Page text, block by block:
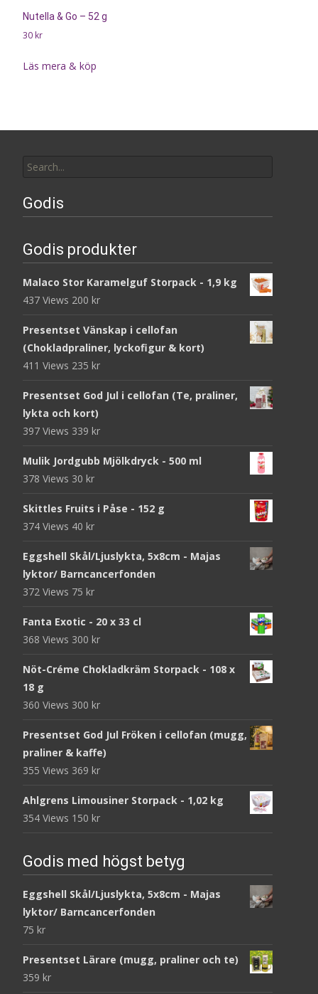
Nutella & Go – 52 g
30 kr
Läs mera & köp
for:
Godis
Godis produkter
Malaco Stor Karamelguf Storpack - 1,9 kg
437 Views 200 kr
Presentset Vänskap i cellofan
(Chokladpraliner, lyckofigur & kort)
411 Views 235 kr
Presentset God Jul i cellofan (Te, praliner,
lykta och kort)
397 Views 339 kr
Mulik Jordgubb Mjölkdryck - 500 ml
378 Views 30 kr
Skittles Fruits i Påse - 152 g
374 Views 40 kr
Eggshell Skål/Ljuslykta, 5x8cm - Majas
lyktor/ Barncancerfonden
372 Views 75 kr
Fanta Exotic - 20 x 33 cl
368 Views 300 kr
Nöt-Créme Chokladkräm Storpack - 108 x
18 g
360 Views 300 kr
Presentset God Jul Fröken i cellofan (mugg,
praliner & kaffe)
355 Views 369 kr
Ahlgrens Limousiner Storpack - 1,02 kg
354 Views 150 kr
Godis med högst betyg
Eggshell Skål/Ljuslykta, 5x8cm - Majas
lyktor/ Barncancerfonden
75 kr
Presentset Lärare (mugg, praliner och te)
359 kr